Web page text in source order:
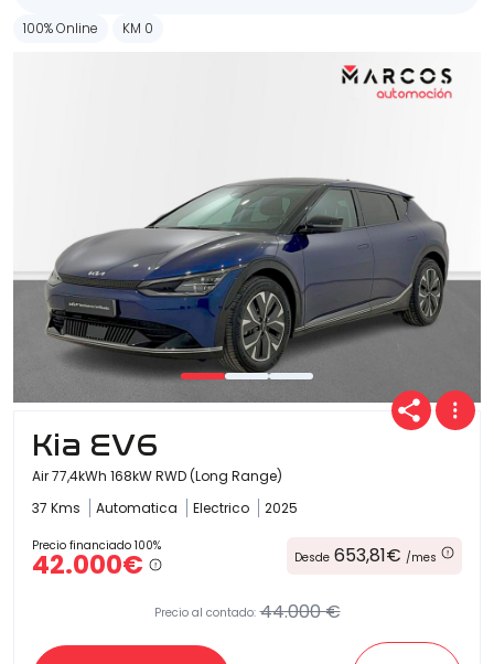
100% Online KM 0
Kia EV6
Air 77,4kWh 168kW RWD (Long Range)
37 Kms
Automatica Electrico 2025
Precio financiado 100%
42.000€ Desde 653,81€ /mes
Precio al contado: 44.000 €